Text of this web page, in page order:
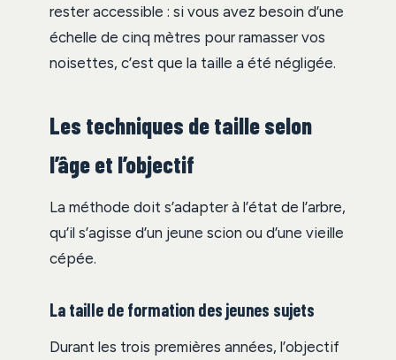
rester accessible : si vous avez besoin d’une
échelle de cinq mètres pour ramasser vos
noisettes, c’est que la taille a été négligée.
Les techniques de taille selon
l’âge et l’objectif
La méthode doit s’adapter à l’état de l’arbre,
qu’il s’agisse d’un jeune scion ou d’une vieille
cépée.
La taille de formation des jeunes sujets
Durant les trois premières années, l’objectif